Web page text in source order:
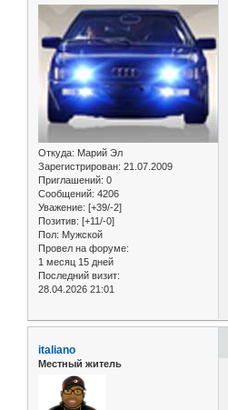
Откуда: Марий Эл
Зарегистрирован: 21.07.2009
Приглашений: 0
Сообщений: 4206
Уважение: [+39/-2]
Позитив: [+11/-0]
Пол: Мужской
Провел на форуме:
1 месяц 15 дней
Последний визит:
28.04.2026 21:01
italiano
Местный житель